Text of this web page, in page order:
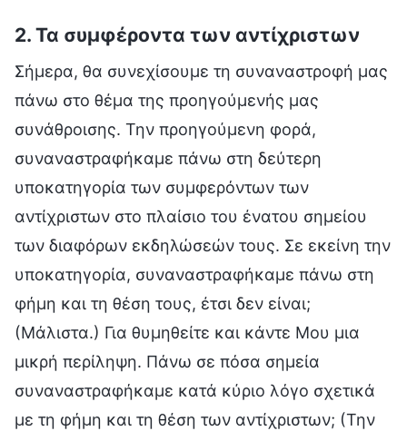
2. Τα συμφέροντα των αντίχριστων
Σήμερα, θα συνεχίσουμε τη συναναστροφή μας
πάνω στο θέμα της προηγούμενής μας
συνάθροισης. Την προηγούμενη φορά,
συναναστραφήκαμε πάνω στη δεύτερη
υποκατηγορία των συμφερόντων των
αντίχριστων στο πλαίσιο του ένατου σημείου
των διαφόρων εκδηλώσεών τους. Σε εκείνη την
υποκατηγορία, συναναστραφήκαμε πάνω στη
φήμη και τη θέση τους, έτσι δεν είναι;
(Μάλιστα.) Για θυμηθείτε και κάντε Μου μια
μικρή περίληψη. Πάνω σε πόσα σημεία
συναναστραφήκαμε κατά κύριο λόγο σχετικά
με τη φήμη και τη θέση των αντίχριστων; (Την